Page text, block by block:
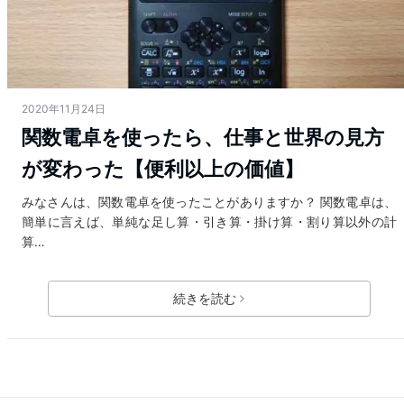
2020年11月24日
関数電卓を使ったら、仕事と世界の見方
が変わった【便利以上の価値】
みなさんは、関数電卓を使ったことがありますか？ 関数電卓は、
簡単に言えば、単純な足し算・引き算・掛け算・割り算以外の計
算…
続きを読む